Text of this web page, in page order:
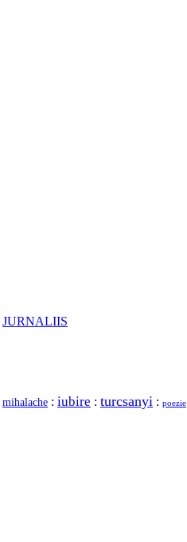
JURNALIIS
mihalache : iubire : turcsanyi : poezie